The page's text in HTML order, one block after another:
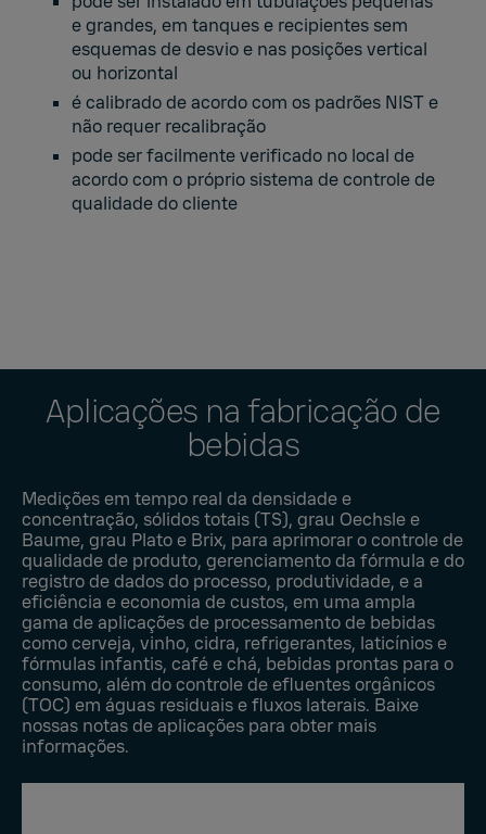
e grandes, em tanques e recipientes sem
esquemas de desvio e nas posições vertical
ou horizontal
é calibrado de acordo com os padrões NIST e
não requer recalibração
pode ser facilmente verificado no local de
acordo com o próprio sistema de controle de
qualidade do cliente
Aplicações na fabricação de
bebidas
Medições em tempo real da densidade e
concentração, sólidos totais (TS), grau Oechsle e
Baume, grau Plato e Brix, para aprimorar o controle de
qualidade de produto, gerenciamento da fórmula e do
registro de dados do processo, produtividade, e a
eficiência e economia de custos, em uma ampla
gama de aplicações de processamento de bebidas
como cerveja, vinho, cidra, refrigerantes, laticínios e
fórmulas infantis, café e chá, bebidas prontas para o
consumo, além do controle de efluentes orgânicos
(TOC) em águas residuais e fluxos laterais. Baixe
nossas notas de aplicações para obter mais
informações.